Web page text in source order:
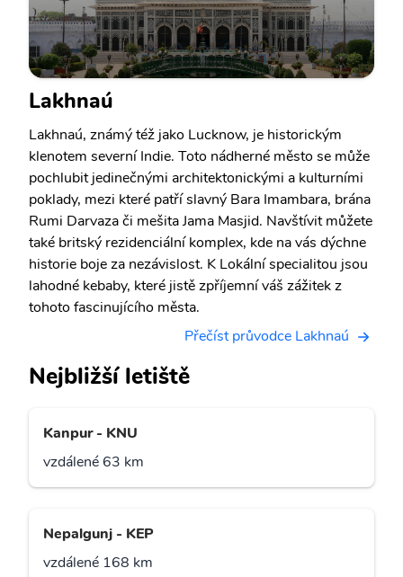
Lakhnaú
Lakhnaú, známý též jako Lucknow, je historickým
klenotem severní Indie. Toto nádherné město se může
pochlubit jedinečnými architektonickými a kulturními
poklady, mezi které patří slavný Bara Imambara, brána
Rumi Darvaza či mešita Jama Masjid. Navštívit můžete
také britský rezidenciální komplex, kde na vás dýchne
historie boje za nezávislost. K Lokální specialitou jsou
lahodné kebaby, které jistě zpříjemní váš zážitek z
tohoto fascinujícího města.
Přečíst průvodce Lakhnaú
Nejbližší letiště
Kanpur - KNU
vzdálené 63 km
Nepalgunj - KEP
vzdálené 168 km